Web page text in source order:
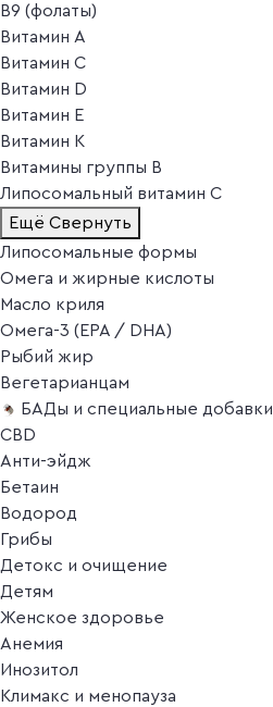
В9 (фолаты)
Витамин A
Витамин C
Витамин D
Витамин E
Витамин K
Витамины группы B
Липосомальный витамин C
Ещё Свернуть
Липосомальные формы
Омега и жирные кислоты
Масло криля
Омега-3 (EPA / DHA)
Рыбий жир
Вегетарианцам
БАДы и специальные добавки
CBD
Анти-эйдж
Бетаин
Водород
Грибы
Детокс и очищение
Детям
Женское здоровье
Анемия
Инозитол
Климакс и менопауза